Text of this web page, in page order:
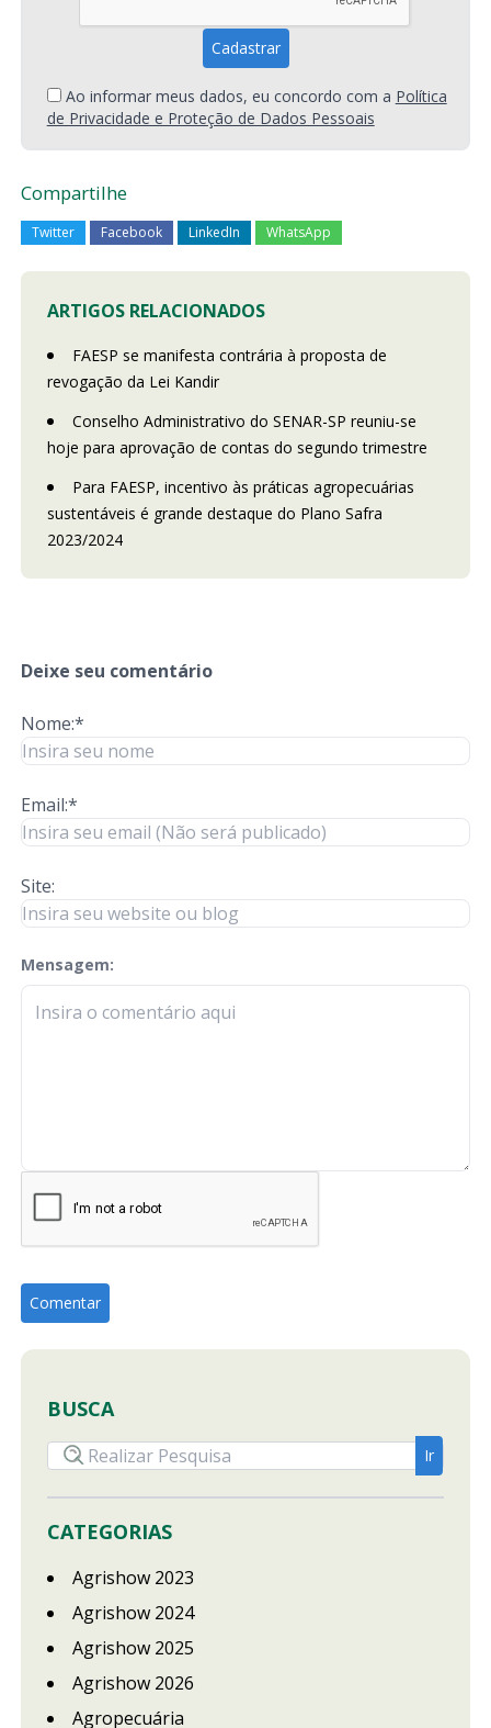
Ao informar meus dados, eu concordo com a Política
de Privacidade e Proteção de Dados Pessoais
Compartilhe
Twitter Facebook LinkedIn WhatsApp
ARTIGOS RELACIONADOS
FAESP se manifesta contrária à proposta de
revogação da Lei Kandir
Conselho Administrativo do SENAR-SP reuniu-se
hoje para aprovação de contas do segundo trimestre
Para FAESP, incentivo às práticas agropecuárias
sustentáveis é grande destaque do Plano Safra
2023/2024
Deixe seu comentário
Nome:*
Email:*
Site:
Mensagem:
check-terms
BUSCA
CATEGORIAS
Agrishow 2023
Agrishow 2024
Agrishow 2025
Agrishow 2026
Agropecuária